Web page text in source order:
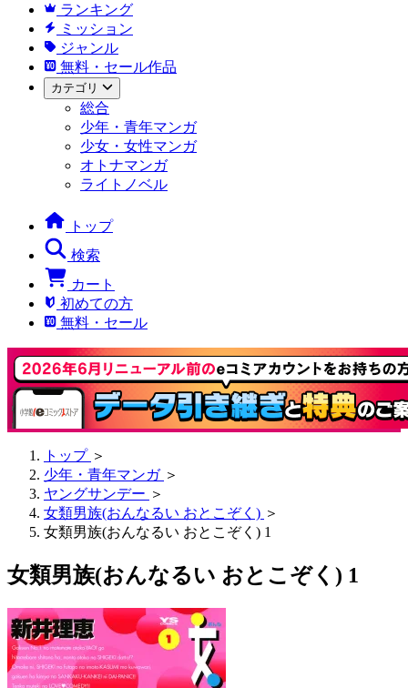
ランキング
ミッション
ジャンル
無料・セール作品
カテゴリ
総合
少年・青年マンガ
少女・女性マンガ
オトナマンガ
ライトノベル
トップ
検索
カート
初めての方
無料・セール
トップ ＞
少年・青年マンガ ＞
ヤングサンデー ＞
女類男族(おんなるい おとこぞく) ＞
女類男族(おんなるい おとこぞく) 1
女類男族(おんなるい おとこぞく) 1